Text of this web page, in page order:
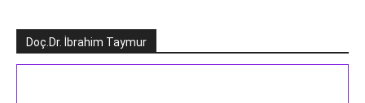
Doç.Dr. İbrahim Taymur